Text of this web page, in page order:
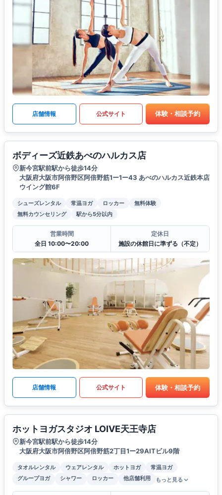
店舗情報 公式サイト 体験・相談予約
ボディーズ近鉄あべのハルカス店
新今宮駅前駅から徒歩14分
大阪府大阪市阿倍野区阿倍野筋1ー1ー43 あべのハルカス近鉄本店
ウイング館6F
シューズレンタル 常温ヨガ ロッカー
無料体験
無料カウンセリング
駅から5分以内
営業時間
全日 10:00〜20:00
定休日
施設の休館日に準ずる（不定）
店舗情報 公式サイト 体験・相談予約
ホットヨガスタジオ LOIVE天王寺店
新今宮駅前駅から徒歩14分
大阪府大阪市阿倍野区阿倍野筋2丁目1ー29AITビル9階
タオルレンタル ウェアレンタル ホットヨガ
常温ヨガ
グループヨガ
シャワー ロッカー 他店舗利用 もっと見る